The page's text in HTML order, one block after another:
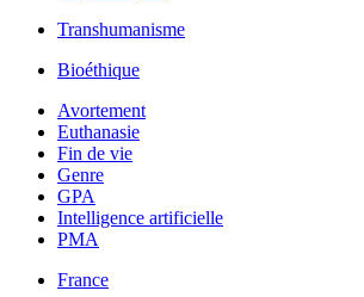
Transhumanisme
Bioéthique
Avortement
Euthanasie
Fin de vie
Genre
GPA
Intelligence artificielle
PMA
France